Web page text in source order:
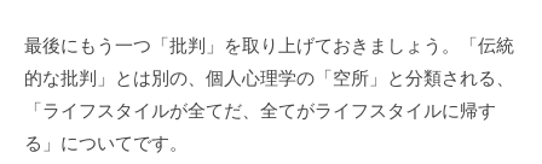
最後にもう一つ「批判」を取り上げておきましょう。「伝統
的な批判」とは別の、個人心理学の「空所」と分類される、
「ライフスタイルが全てだ、全てがライフスタイルに帰す
る」についてです。